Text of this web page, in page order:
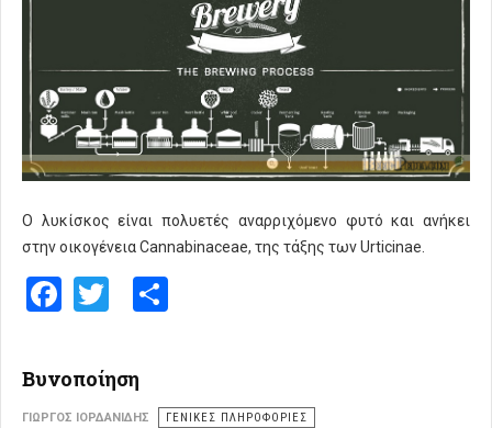
Ο λυκίσκος είναι πολυετές αναρριχόμενο φυτό και ανήκει
στην οικογένεια Cannabinaceae, της τάξης των Urticinae.
Facebook
Twitter
Βυνοποίηση
ΓΙΏΡΓΟΣ ΙΟΡΔΑΝΊΔΗΣ ΓΕΝΙΚΕΣ ΠΛΗΡΟΦΟΡΙΕΣ